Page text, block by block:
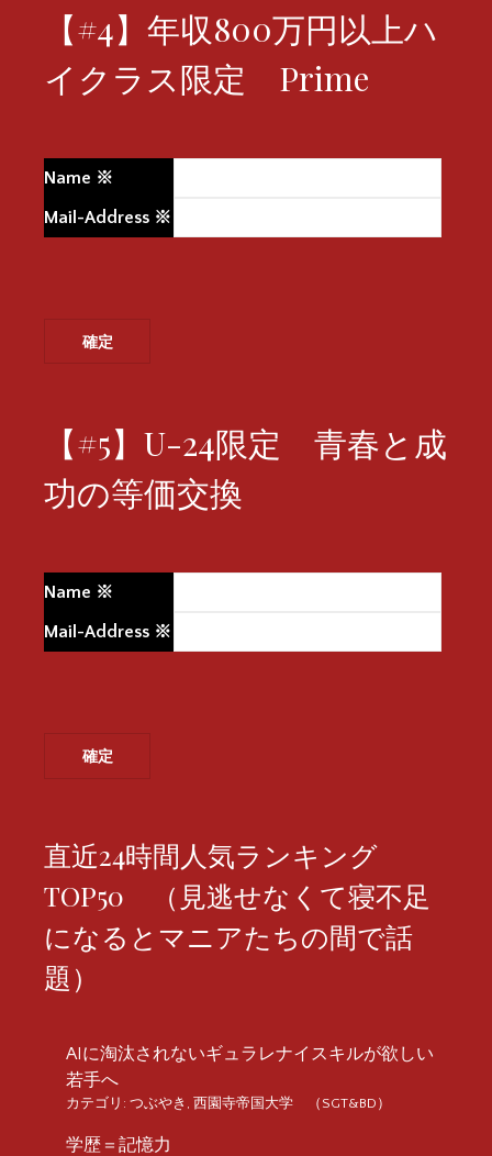
【#4】年収800万円以上ハ
イクラス限定 Prime
Name ※
Mail-Address ※
【#5】U-24限定 青春と成
功の等価交換
Name ※
Mail-Address ※
直近24時間人気ランキング
TOP50 （見逃せなくて寝不足
になるとマニアたちの間で話
題）
AIに淘汰されないギュラレナイスキルが欲しい
若手へ
カテゴリ: つぶやき 西園寺帝国大学 （SGT&BD）
学歴＝記憶力